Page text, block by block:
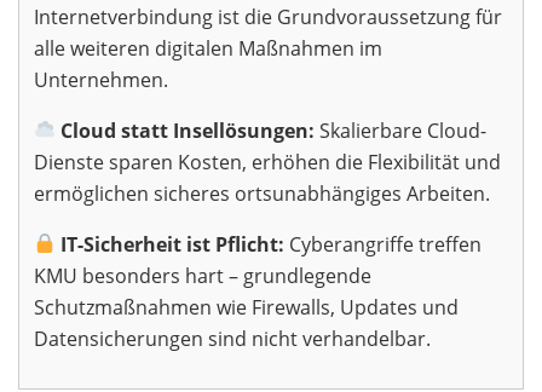
Internetverbindung ist die Grundvoraussetzung für
alle weiteren digitalen Maßnahmen im
Unternehmen.
Cloud statt Insellösungen: Skalierbare Cloud-
Dienste sparen Kosten, erhöhen die Flexibilität und
ermöglichen sicheres ortsunabhängiges Arbeiten.
IT-Sicherheit ist Pflicht: Cyberangriffe treffen
KMU besonders hart – grundlegende
Schutzmaßnahmen wie Firewalls, Updates und
Datensicherungen sind nicht verhandelbar.